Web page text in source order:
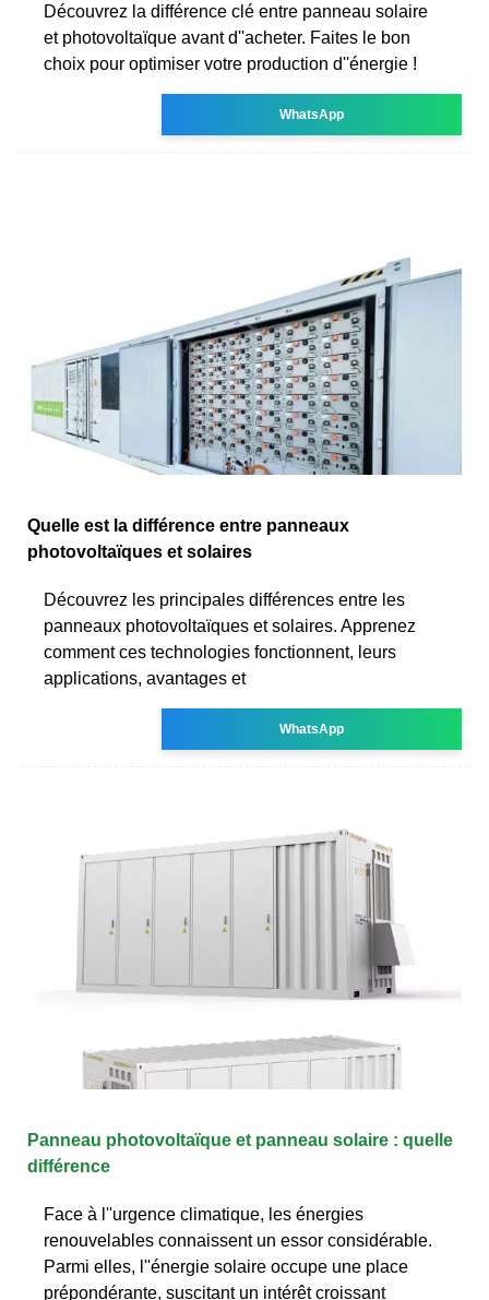
Découvrez la différence clé entre panneau solaire
et photovoltaïque avant d''acheter. Faites le bon
choix pour optimiser votre production d''énergie !
WhatsApp
Quelle est la différence entre panneaux
photovoltaïques et solaires
Découvrez les principales différences entre les
panneaux photovoltaïques et solaires. Apprenez
comment ces technologies fonctionnent, leurs
applications, avantages et
WhatsApp
Panneau photovoltaïque et panneau solaire : quelle
différence
Face à l''urgence climatique, les énergies
renouvelables connaissent un essor considérable.
Parmi elles, l''énergie solaire occupe une place
prépondérante, suscitant un intérêt croissant